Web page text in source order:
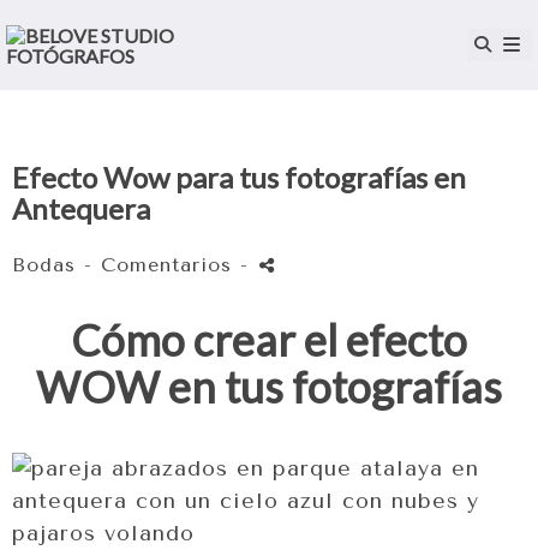
Efecto Wow para tus fotografías en
Antequera
Bodas - Comentarios -
Cómo crear el efecto
WOW en tus fotografías